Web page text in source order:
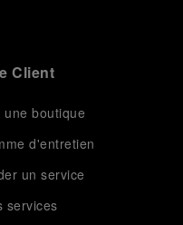
Client
une boutique
d'entretien
un service
services